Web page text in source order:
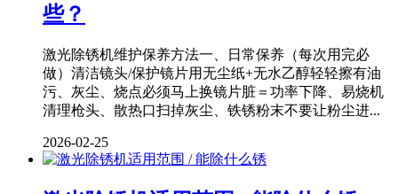
些？
激光除锈机维护保养方法一、日常保养（每次用完必
做）清洁镜头/保护镜片用无尘纸+无水乙醇轻轻擦有油
污、灰尘、烧点必须马上换镜片脏＝功率下降、易烧机
清理枪头、散热口扫掉灰尘、铁锈粉末不要让粉尘进...
2026-02-25